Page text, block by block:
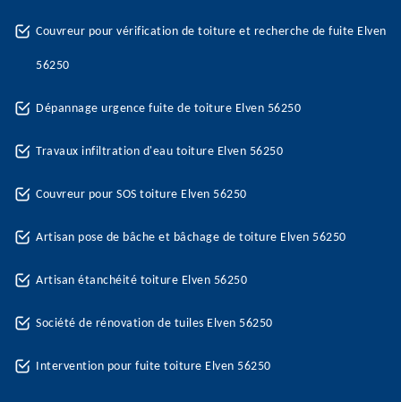
Couvreur pour vérification de toiture et recherche de fuite Elven
56250
Dépannage urgence fuite de toiture Elven 56250
Travaux infiltration d'eau toiture Elven 56250
Couvreur pour SOS toiture Elven 56250
Artisan pose de bâche et bâchage de toiture Elven 56250
Artisan étanchéité toiture Elven 56250
Société de rénovation de tuiles Elven 56250
Intervention pour fuite toiture Elven 56250